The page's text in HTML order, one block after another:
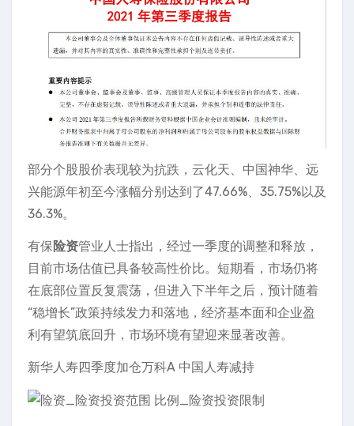
部分个股股价表现较为抗跌，云化天、中国神华、远
兴能源年初至今涨幅分别达到了47.66%、35.75%以及
36.3%。
有保险资管业人士指出，经过一季度的调整和释放，
目前市场估值已具备较高性价比。短期看，市场仍将
在底部位置反复震荡，但进入下半年之后，预计随着
“稳增长”政策持续发力和落地，经济基本面和企业盈
利有望筑底回升，市场环境有望迎来显著改善。
新华人寿四季度加仓万科A 中国人寿减持